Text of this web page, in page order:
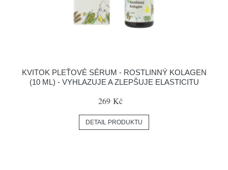
KVITOK PLEŤOVÉ SÉRUM - ROSTLINNÝ KOLAGEN
(10 ML) - VYHLAZUJE A ZLEPŠUJE ELASTICITU
269 Kč
DETAIL PRODUKTU